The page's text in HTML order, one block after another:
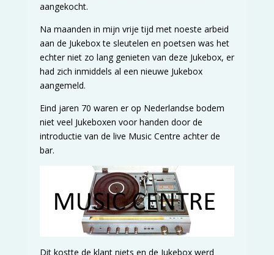
aangekocht.
Na maanden in mijn vrije tijd met noeste arbeid
aan de Jukebox te sleutelen en poetsen was het
echter niet zo lang genieten van deze Jukebox, er
had zich inmiddels al een nieuwe Jukebox
aangemeld.
Eind jaren 70 waren er op Nederlandse bodem
niet veel Jukeboxen voor handen door de
introductie van de live Music Centre achter de
bar.
Dit kostte de klant niets en de Jukebox werd